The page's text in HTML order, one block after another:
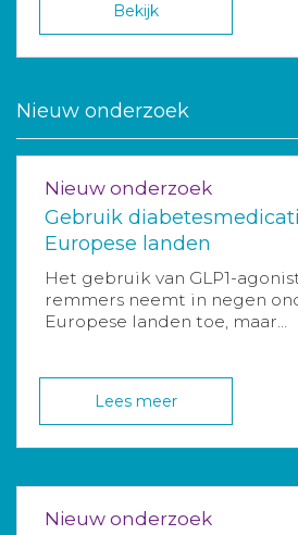
Bekijk
Nieuw onderzoek
Nieuw onderzoek
Gebruik
Europese landen
Het gebruik van GLP1-
remmers neemt in negen
Europese landen toe, maar...
Lees meer
Nieuw onderzoek